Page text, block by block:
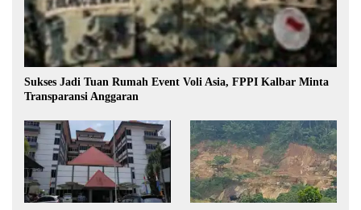
Sukses Jadi Tuan Rumah Event Voli Asia, FPPI Kalbar Minta
Transparansi Anggaran